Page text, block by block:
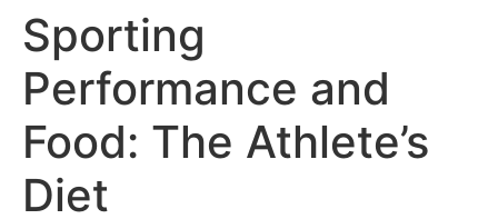
Sporting
Performance and
Food: The Athlete’s
Diet